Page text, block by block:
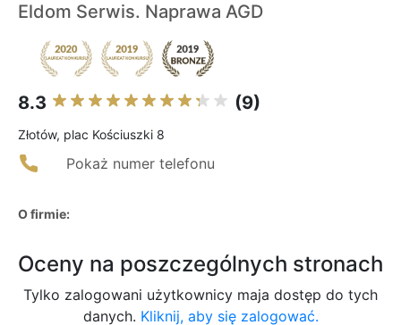
Eldom Serwis. Naprawa AGD
8.3 (9)
Złotów, plac Kościuszki 8
Pokaż numer telefonu
O firmie:
Oceny na poszczególnych stronach
Tylko zalogowani użytkownicy maja dostęp do tych
danych. Kliknij, aby się zalogować.